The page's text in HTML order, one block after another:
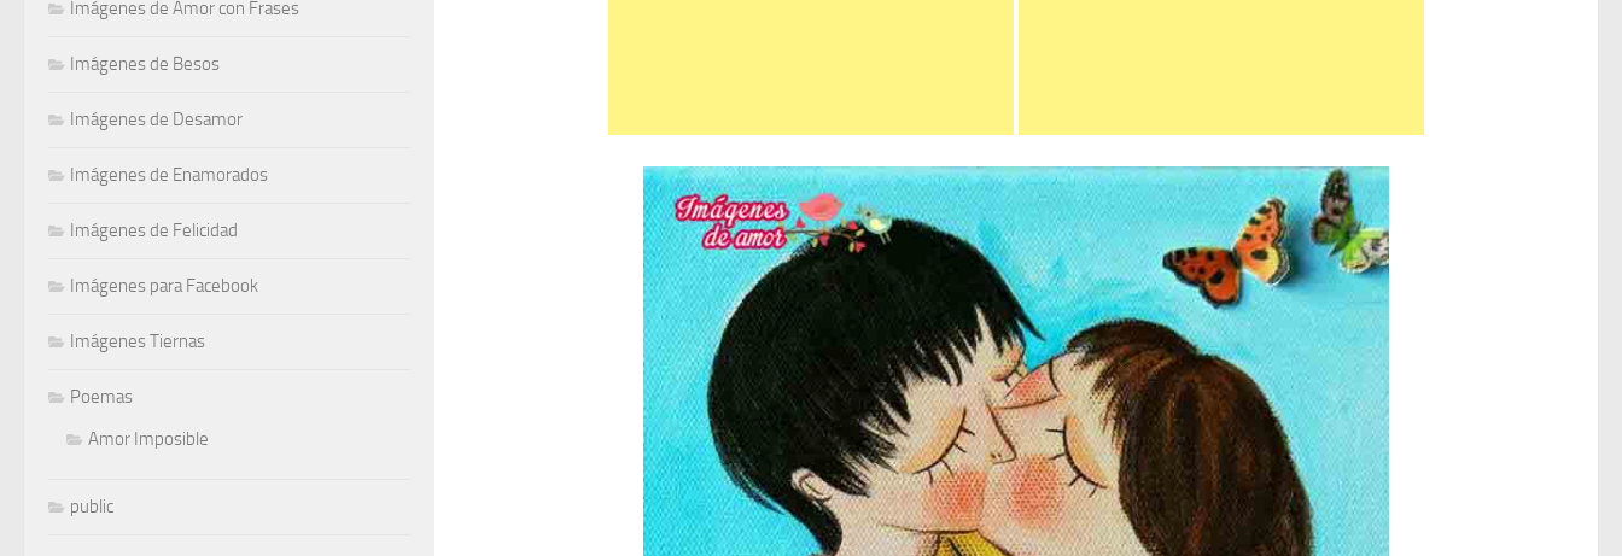
Imágenes de Amor con Frases
Imágenes de Besos
Imágenes de Desamor
Imágenes de Enamorados
Imágenes de Felicidad
Imágenes para Facebook
Imágenes Tiernas
Poemas
Amor Imposible
public